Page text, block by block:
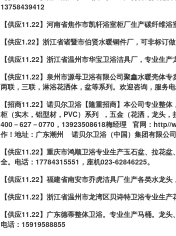
13758439412
【供应11.22】河南省焦作市凯轩浴室柜厂生产碳纤维浴
【供应1.22】浙江省诸暨市伯贤水暖铜件厂，可非标订
【供应11.22】浙江省温州市华宝卫浴洁具厂，专业生产
【供应11.22】泉州市源母卫浴有限公司聚鑫水暖壳体专
两联，三联，淋浴花洒体，盆等系列。欢迎咨询，服务
【招商11.22】诺贝尔卫浴【隆重招商】本公司专业整体
柜（实木，铝型材，PVC）系列 ，五金（花洒，龙头，
400－627－0770，13923508618梅经理 官网： http//
作！地址：广东潮州 诺贝尔卫浴（中国）集团有限公司
【供应11.22】重庆市鸿顺卫浴专业生产玉石盆、拉花盆
全。电话：17784315551，座机023-62846225。
【供应11.22】福建省南安市乔虎洁具厂生产各类水龙头
【供应11.22】浙江省温州市龙湾区贝诗特卫浴专业生产
【供应11.22】广东德蒂整体卫浴。专业生产马桶。龙头
电话：15919588855